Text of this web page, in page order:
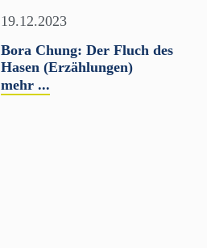
19.12.2023
Bora Chung: Der Fluch des
Hasen (Erzählungen)
mehr ...